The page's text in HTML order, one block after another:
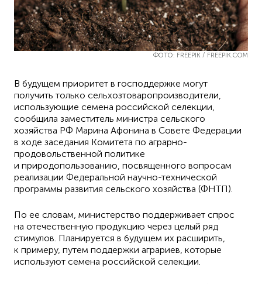
ФОТО: FREEPIK / FREEPIK.COM
В будущем приоритет в господдержке могут
получить только сельхозтоваропроизводители,
использующие семена российской селекции,
сообщила заместитель министра сельского
хозяйства РФ Марина Афонина в Совете Федерации
в ходе заседания Комитета по аграрно-
продовольственной политике
и природопользованию, посвященного вопросам
реализации Федеральной научно-технической
программы развития сельского хозяйства (ФНТП).
По ее словам, министерство поддерживает спрос
на отечественную продукцию через целый ряд
стимулов. Планируется в будущем их расширить,
к примеру, путем поддержки аграриев, которые
используют семена российской селекции.